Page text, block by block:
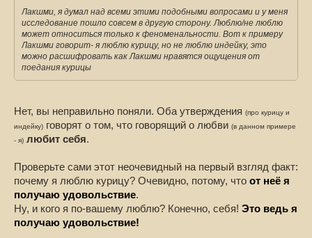
Лакшми, я думал над всеми этими подобными вопросами и у меня
исследование пошло совсем в другую сторону. Люблю/не люблю
может относиться только к феноменальности. Вот к примеру
Лакшми говорит- я люблю курицу, но не люблю индейку, это
можно расшифровать как Лакшми нравятся ощущения от
поедания курицы
Нет, вы неправильно поняли. Оба утверждения (про курицу и
индейку) говорят о том, что говорящий о любви (в данном примере
- я) любит себя.
Проверьте сами этот неочевидный на первый взгляд факт:
почему я люблю курицу? Очевидно, потому, что от неё я
получаю удовольствие.
Ну, и кого я по-вашему люблю? Конечно, себя! Это ведь я
получаю удовольствие!